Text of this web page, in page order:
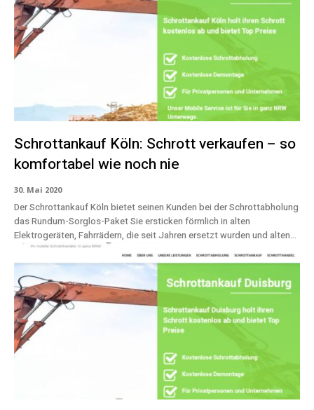
Schrottankauf Köln: Schrott verkaufen – so
komfortabel wie noch nie
30. Mai 2020
Der Schrottankauf Köln bietet seinen Kunden bei der Schrottabholung
das Rundum-Sorglos-Paket Sie ersticken förmlich in alten
Elektrogeräten, Fahrrädern, die seit Jahren ersetzt wurden und alten...